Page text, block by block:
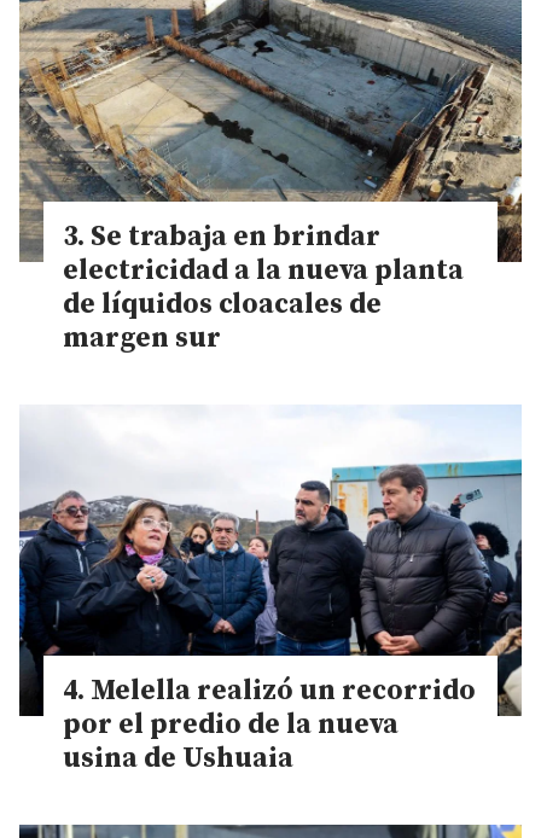
Se trabaja en brindar
electricidad a la nueva planta
de líquidos cloacales de
margen sur
Melella realizó un recorrido
por el predio de la nueva
usina de Ushuaia